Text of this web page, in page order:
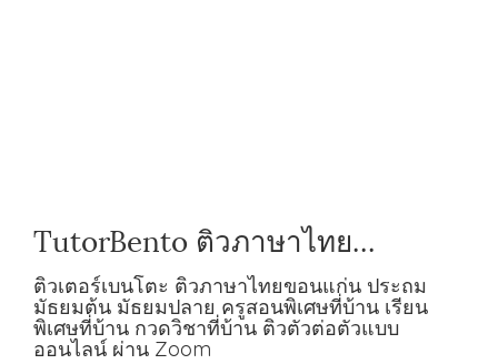
TutorBento ติวภาษาไทย
ขอนแก่น ประถม มัธยมต้น มัธยม
ปลาย
ติวเตอร์เบนโตะ ติวภาษาไทยขอนแก่น ประถม
มัธยมต้น มัธยมปลาย ครูสอนพิเศษที่บ้าน เรียน
พิเศษที่บ้าน กวดวิชาที่บ้าน ติวตัวต่อตัวแบบ
ออนไลน์ ผ่าน Zoom